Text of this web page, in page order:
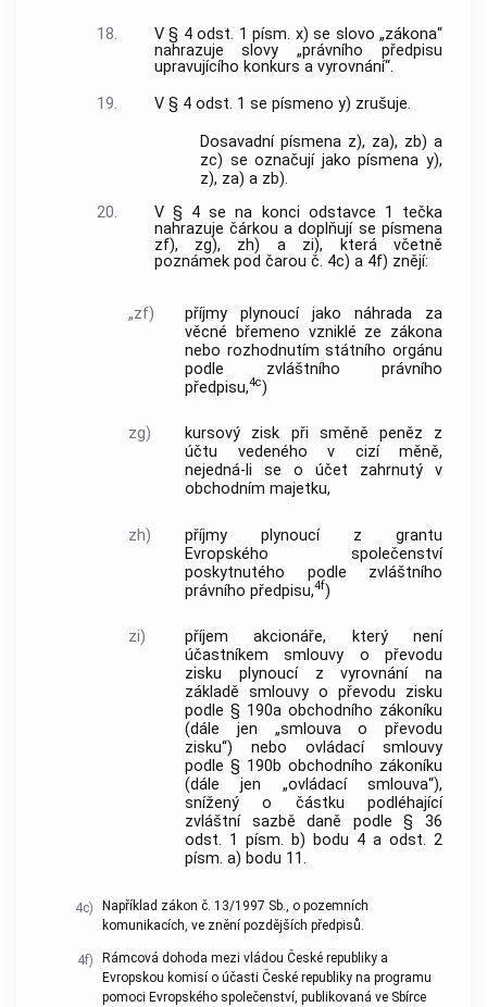
18.
V § 4 odst. 1 písm. x) se slovo „zákona“
nahrazuje slovy „právního předpisu
upravujícího konkurs a vyrovnání“.
19.
V § 4 odst. 1 se písmeno y) zrušuje.
Dosavadní písmena z), za), zb) a
zc) se označují jako písmena y),
z), za) a zb).
20.
V § 4 se na konci odstavce 1 tečka
nahrazuje čárkou a doplňují se písmena
zf), zg), zh) a zi), která včetně
poznámek pod čarou č. 4c) a 4f) znějí:
„zf)
příjmy plynoucí jako náhrada za
věcné břemeno vzniklé ze zákona
nebo rozhodnutím státního orgánu
podle zvláštního právního
předpisu,4c)
zg)
kursový zisk při směně peněz z
účtu vedeného v cizí měně,
nejedná-li se o účet zahrnutý v
obchodním majetku,
zh)
příjmy plynoucí z grantu
Evropského společenství
poskytnutého podle zvláštního
právního předpisu,4f)
zi)
příjem akcionáře, který není
účastníkem smlouvy o převodu
zisku plynoucí z vyrovnání na
základě smlouvy o převodu zisku
podle § 190a obchodního zákoníku
(dále jen „smlouva o převodu
zisku“) nebo ovládací smlouvy
podle § 190b obchodního zákoníku
(dále jen „ovládací smlouva“),
snížený o částku podléhající
zvláštní sazbě daně podle § 36
odst. 1 písm. b) bodu 4 a odst. 2
písm. a) bodu 11.
4c)
Například zákon č. 13/1997 Sb., o pozemních
komunikacích, ve znění pozdějších předpisů.
4f)
Rámcová dohoda mezi vládou České republiky a
Evropskou komisí o účasti České republiky na programu
pomoci Evropského společenství, publikovaná ve Sbírce